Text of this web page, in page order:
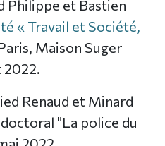
Philippe et Bastien
« Travail et Société,
Maison Suger
2022.
Renaud et Minard
"La police du